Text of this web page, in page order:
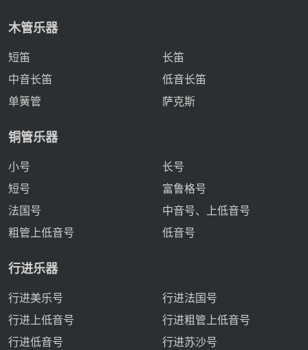
木管乐器
短笛
长笛
中音长笛
低音长笛
单簧管
萨克斯
铜管乐器
小号
长号
短号
富鲁格号
法国号
中音号、上低音号
粗管上低音号
低音号
行进乐器
行进美乐号
行进法国号
行进上低音号
行进粗管上低音号
行进低音号
行进苏沙号